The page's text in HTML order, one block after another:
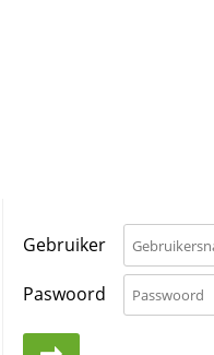
Gebruiker
Paswoord